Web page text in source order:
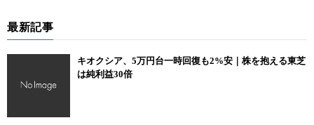
最新記事
キオクシア、5万円台一時回復も2%安｜株を抱える東芝
は純利益30倍